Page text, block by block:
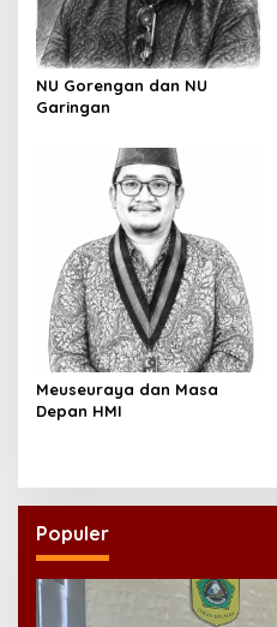
NU Gorengan dan NU
Garingan
Meuseuraya dan Masa
Depan HMI
Populer